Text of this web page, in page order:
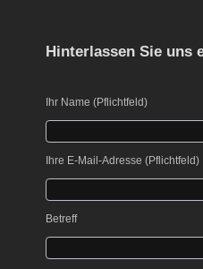
Hinterlassen Sie uns
Bitte lasse dieses Feld leer.
Ihr Name (Pflichtfeld)
Bitte lasse dieses Feld leer.
Ihre E-Mail-Adresse (Pflichtfeld)
Betreff